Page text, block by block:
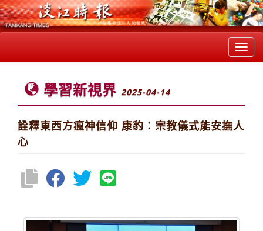
學習新視界 2025-04-14
詮釋東西方瘟神信仰 康豹：宗教儀式能安撫人
心